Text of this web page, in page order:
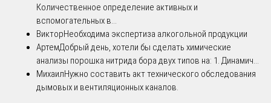
Количественное определение активных и
вспомогательных в...
ВикторНеобходима экспертиза алкогольной продукции
АртемДобрый день, хотели бы сделать химические
анализы порошка нитрида бора двух типов на: 1. Динамич...
МихаилНужно составить акт технического обследования
дымовых и вентиляционных каналов.